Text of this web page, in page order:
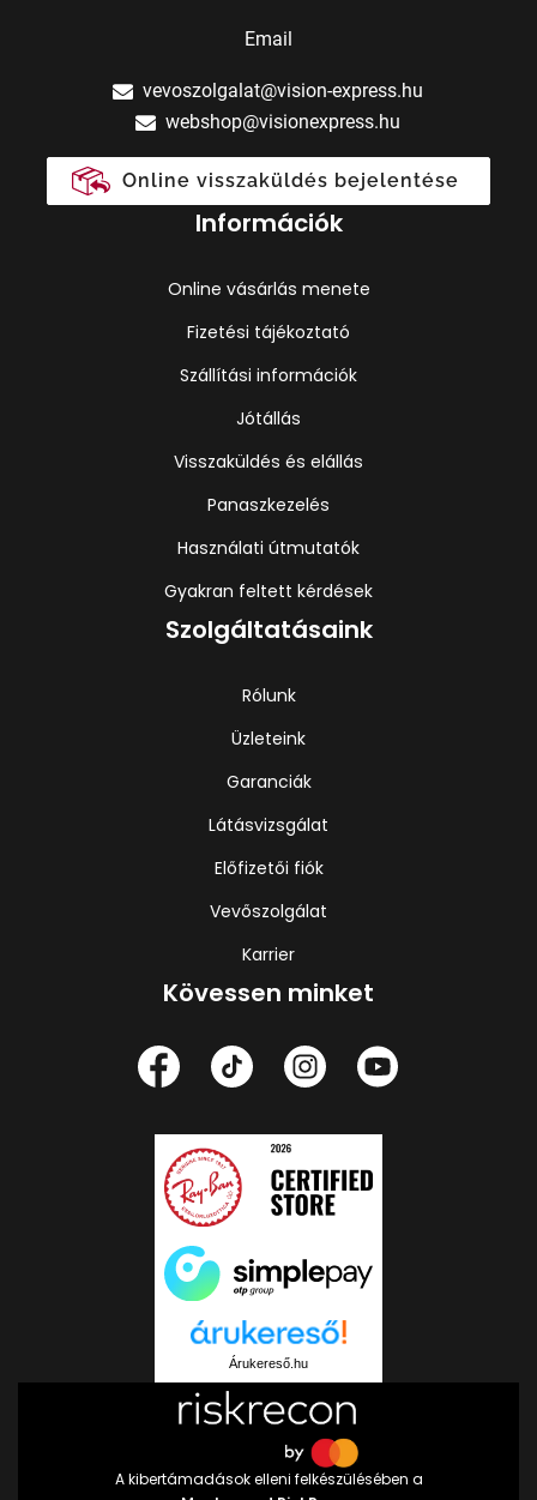
Email
vevoszolgalat@vision-express.hu
webshop@visionexpress.hu
Online visszaküldés bejelentése
Információk
Online vásárlás menete
Fizetési tájékoztató
Szállítási információk
Jótállás
Visszaküldés és elállás
Panaszkezelés
Használati útmutatók
Gyakran feltett kérdések
Szolgáltatásaink
Rólunk
Üzleteink
Garanciák
Látásvizsgálat
Előfizetői fiók
Vevőszolgálat
Karrier
Kövessen minket
Árukereső.hu
A kibertámadások elleni felkészülésében a